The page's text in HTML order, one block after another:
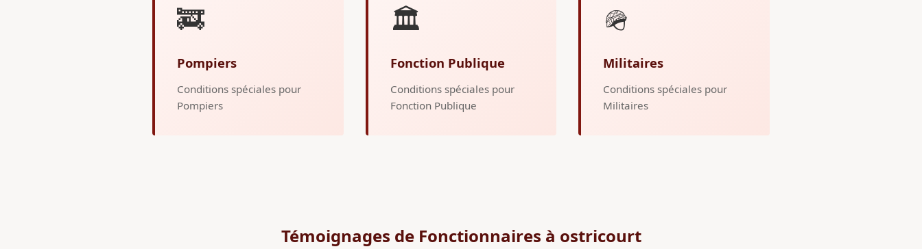
🚒
Pompiers
Conditions spéciales pour
Pompiers
🏛️
Fonction Publique
Conditions spéciales pour
Fonction Publique
🪖
Militaires
Conditions spéciales pour
Militaires
Témoignages de Fonctionnaires à ostricourt